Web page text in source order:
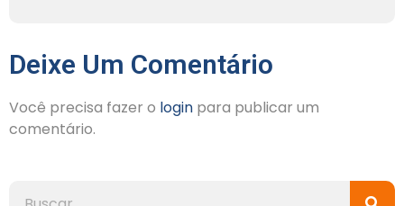
Deixe Um Comentário
Você precisa fazer o login para publicar um
comentário.